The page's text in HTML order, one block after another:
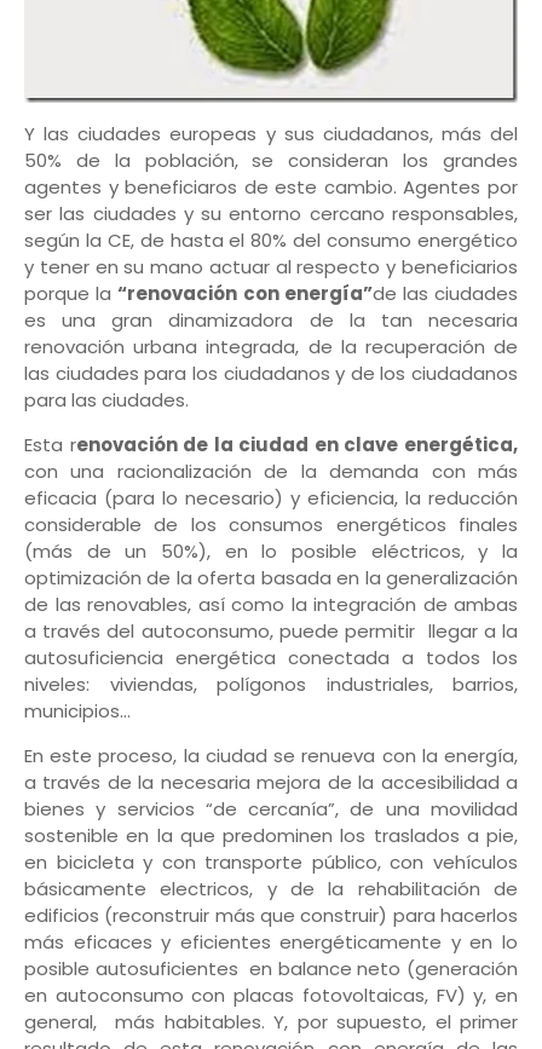
Y las ciudades europeas y sus ciudadanos, más del
50% de la población, se consideran los grandes
agentes y beneficiaros de este cambio. Agentes por
ser las ciudades y su entorno cercano responsables,
según la CE, de hasta el 80% del consumo energético
y tener en su mano actuar al respecto y beneficiarios
porque la“renovación con energía”de las ciudades
es una gran dinamizadora de la tan necesaria
renovación urbana integrada, de la recuperación de
las ciudades para los ciudadanos y de los ciudadanos
para las ciudades.
Esta renovación de la ciudad en clave energética,
con una racionalización de la demanda con más
eficacia (para lo necesario) y eficiencia, la reducción
considerable de los consumos energéticos finales
(más de un 50%), en lo posible eléctricos, y la
optimización de la oferta basada en la generalización
de las renovables, así como la integración de ambas
a través del autoconsumo, puede permitir llegar a la
autosuficiencia energética conectada a todos los
niveles: viviendas, polígonos industriales, barrios,
municipios…
En este proceso, la ciudad se renueva con la energía,
a través de la necesaria mejora de la accesibilidad a
bienes y servicios “de cercanía”, de una movilidad
sostenible en la que predominen los traslados a pie,
en bicicleta y con transporte público, con vehículos
básicamente electricos, y de la rehabilitación de
edificios (reconstruir más que construir) para hacerlos
más eficaces y eficientes energéticamente y en lo
posible autosuficientes en balance neto (generación
en autoconsumo con placas fotovoltaicas, FV) y, en
general, más habitables. Y, por supuesto, el primer